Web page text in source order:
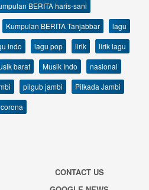
BERITA haris-sani
Kumpulan BERITA Tanjabbar
lagu
indo lagu pop lirik
lirik lagu
barat Musik Indo
nasional
pilgub jambi
Pilkada Jambi
CONTACT US